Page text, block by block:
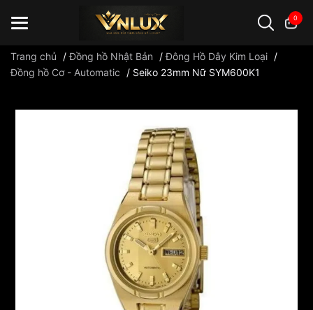
0
Trang chủ /Đồng hồ Nhật Bản /Đông Hồ Dây Kim Loại /
Đồng hồ Cơ - Automatic
/ Seiko 23mm Nữ SYM600K1